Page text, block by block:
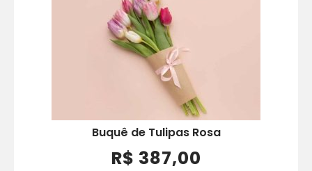
Buquê de Tulipas Rosa
R$ 387,00